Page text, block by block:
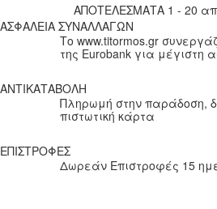
ΑΠΟΤΕΛΕΣΜΑΤΑ 1 - 20
ΑΣΦΑΛΕΙΑ ΣΥΝΑΛΛΑΓΩΝ
Το www.titormos.gr
της Eurobank για μέγιστη
ΑΝΤΙΚΑΤΑΒΟΛΗ
Πληρωμή στην παράδοση,
πιστωτική κάρτα
ΕΠΙΣΤΡΟΦΕΣ
Δωρεάν Επιστροφές 15